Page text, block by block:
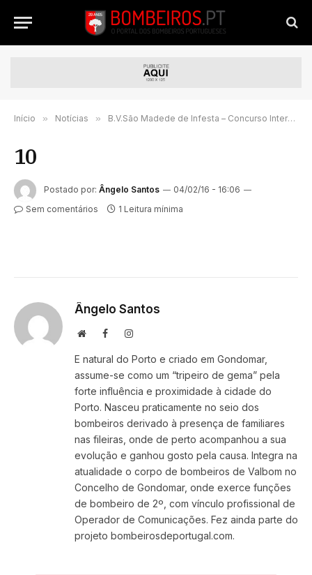
Início » Notícias » B.V.São Madede de Infesta – Concurso Interno/Externo
10
Postado por: Ângelo Santos
04/02/16 - 16:06
Sem comentários
1 Leitura mínima
Ângelo Santos
WebsiteFacebookInstagram
E natural do Porto e criado em Gondomar,
assume-se como um “tripeiro de gema” pela
forte influência e proximidade à cidade do
Porto. Nasceu praticamente no seio dos
bombeiros derivado à presença de familiares
nas fileiras, onde de perto acompanhou a sua
evolução e ganhou gosto pela causa. Integra na
atualidade o corpo de bombeiros de Valbom no
Concelho de Gondomar, onde exerce funções
de bombeiro de 2º, com vínculo profissional de
Operador de Comunicações. Fez ainda parte do
projeto bombeirosdeportugal.com.